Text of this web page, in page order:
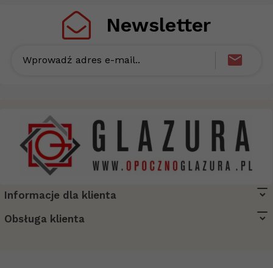
Newsletter
Wprowadź adres e-mail..
biuro@opocznoglazura.pl
Informacje dla klienta
Obsługa klienta